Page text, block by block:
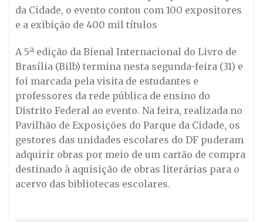
da Cidade, o evento contou com 100 expositores
e a exibição de 400 mil títulos
A 5ª edição da Bienal Internacional do Livro de
Brasília (Bilb) termina nesta segunda-feira (31) e
foi marcada pela visita de estudantes e
professores da rede pública de ensino do
Distrito Federal ao evento. Na feira, realizada no
Pavilhão de Exposições do Parque da Cidade, os
gestores das unidades escolares do DF puderam
adquirir obras por meio de um cartão de compra
destinado à aquisição de obras literárias para o
acervo das bibliotecas escolares.